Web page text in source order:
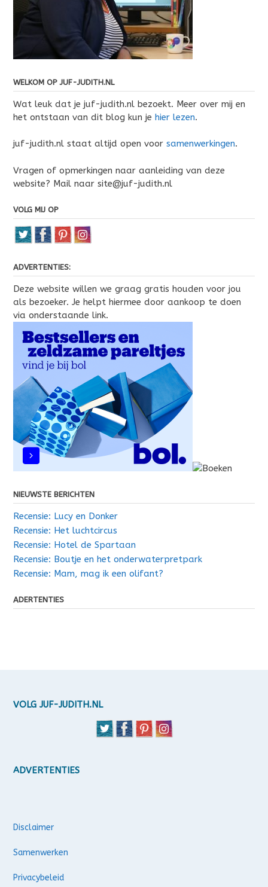
WELKOM OP JUF-JUDITH.NL
Wat leuk dat je juf-judith.nl bezoekt. Meer over mij en
het ontstaan van dit blog kun je hier lezen.
juf-judith.nl staat altijd open voor samenwerkingen.
Vragen of opmerkingen naar aanleiding van deze
website? Mail naar site@juf-judith.nl
VOLG MIJ OP
ADVERTENTIES:
Deze website willen we graag gratis houden voor jou
als bezoeker. Je helpt hiermee door aankoop te doen
via onderstaande link.
NIEUWSTE BERICHTEN
Recensie: Lucy en Donker
Recensie: Het luchtcircus
Recensie: Hotel de Spartaan
Recensie: Boutje en het onderwaterpretpark
Recensie: Mam, mag ik een olifant?
ADERTENTIES
VOLG JUF-JUDITH.NL
ADVERTENTIES
Disclaimer
Samenwerken
Privacybeleid